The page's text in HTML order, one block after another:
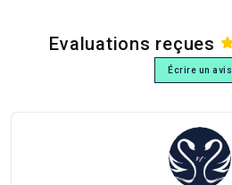
Evaluations reçues
Écrire un avis